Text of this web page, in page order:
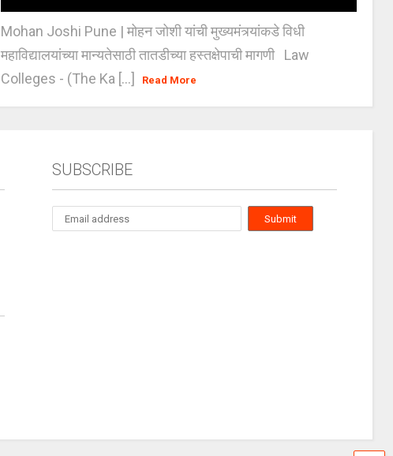
Mohan Joshi Pune | मोहन जोशी यांची मुख्यमंत्र्यांकडे विधी
महाविद्यालयांच्या मान्यतेसाठी तातडीच्या हस्तक्षेपाची मागणी Law
Colleges - (The Ka [...]
Read More
SUBSCRIBE